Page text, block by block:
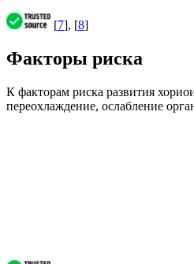
[7], [8]
Факторы риска
К факторам риска развития
переохлаждение, ослабление